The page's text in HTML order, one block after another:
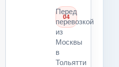
04
Перед
перевозкой
из
Москвы
в
Тольятти